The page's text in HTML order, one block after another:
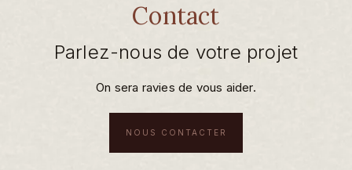
Contact
Parlez-nous de votre projet
On sera ravies de vous aider.
NOUS CONTACTER